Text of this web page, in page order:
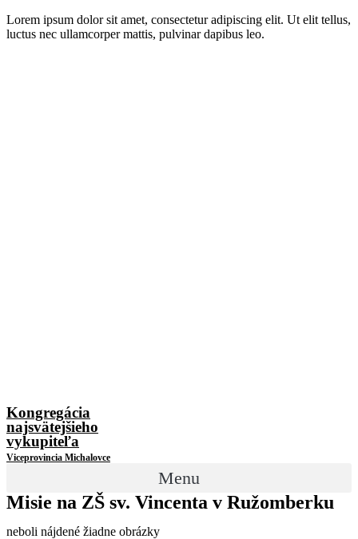
Lorem ipsum dolor sit amet, consectetur adipiscing elit. Ut elit tellus,
luctus nec ullamcorper mattis, pulvinar dapibus leo.
Kongregácia
najsvätejšieho
vykupiteľa
Viceprovincia Michalovce
Menu
Misie na ZŠ sv. Vincenta v Ružomberku
neboli nájdené žiadne obrázky